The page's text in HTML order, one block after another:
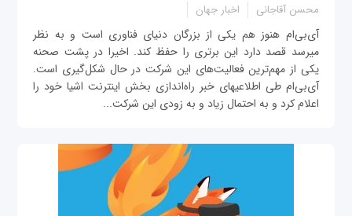
محسن آقاجانی اخبار جهان
آی‌بی‌ام هنوز هم یکی از بزرگان دنیای فناوری است و به نظر
می‎رسد قصد دارد این برتری را حفظ کند. اخیرا در پشت صحنه
یکی از مهم‌ترین فعالیت‌های این شرکت در حال شکل‌گیری است.
آی‌بی‌ام طی اطلاعیه‎ای خبر راه‌اندازی بخش اینترنت اشیا خود را
اعلام كرد و به احتمال زیاد و به زودی این شرکت...